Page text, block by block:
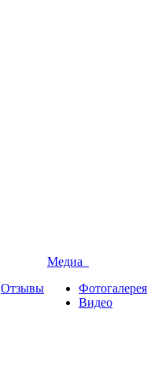
Отзывы
Медиа
Фотогалерея
Видео